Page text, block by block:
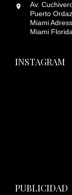
Av.
Puerto
Miami
Miami
INSTAGRAM
PUBLICIDAD